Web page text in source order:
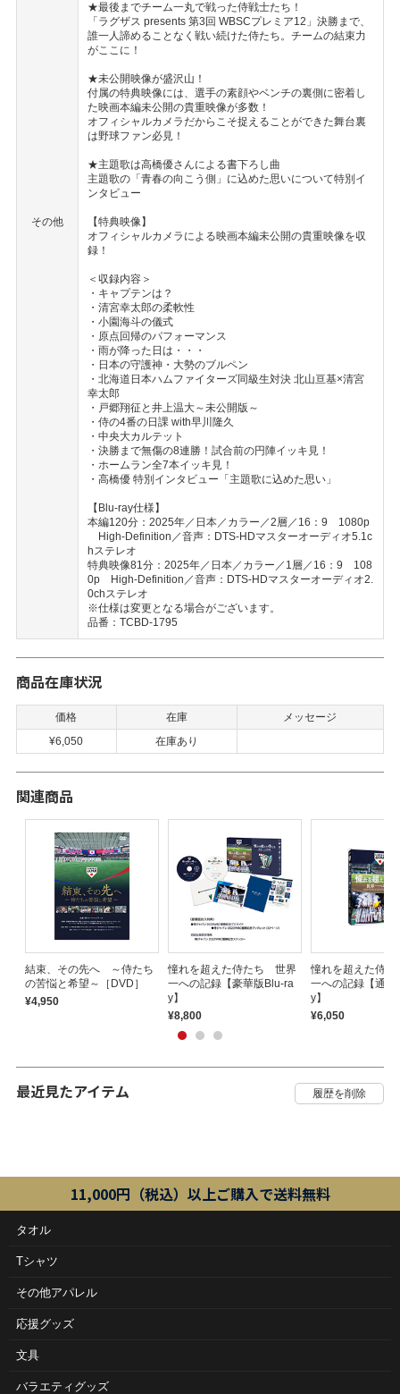
その他
★最後までチーム一丸で戦った侍戦士たち！
「ラグザス presents 第3回 WBSCプレミア12」決勝まで、
誰一人諦めることなく戦い続けた侍たち。チームの結束力
がここに！
★未公開映像が盛沢山！
付属の特典映像には、選手の素顔やベンチの裏側に密着し
た映画本編未公開の貴重映像が多数！
オフィシャルカメラだからこそ捉えることができた舞台裏
は野球ファン必見！
★主題歌は高橋優さんによる書下ろし曲
主題歌の「青春の向こう側」に込めた思いについて特別イ
ンタビュー
【特典映像】
オフィシャルカメラによる映画本編未公開の貴重映像を収
録！
＜収録内容＞
・キャプテンは？
・清宮幸太郎の柔軟性
・小園海斗の儀式
・原点回帰のパフォーマンス
・雨が降った日は・・・
・日本の守護神・大勢のブルペン
・北海道日本ハムファイターズ同級生対決 北山亘基×清宮
幸太郎
・戸郷翔征と井上温大～未公開版～
・侍の4番の日課 with早川隆久
・中央大カルテット
・決勝まで無傷の8連勝！試合前の円陣イッキ見！
・ホームラン全7本イッキ見！
・高橋優 特別インタビュー「主題歌に込めた思い」
【Blu-ray仕様】
本編120分：2025年／日本／カラー／2層／16：9 1080p
High-Definition／音声：DTS-HDマスターオーディオ5.1c
hステレオ
特典映像81分：2025年／日本／カラー／1層／16：9 108
0p High-Definition／音声：DTS-HDマスターオーディオ2.
0chステレオ
※仕様は変更となる場合がございます。
品番：TCBD-1795
商品在庫状況
価格 在庫
メッセージ
¥6,050
在庫あり
関連商品
結束、その先へ ～侍たち
の苦悩と希望～［DVD］
¥4,950
憧れを超えた侍たち 世界
一への記録【豪華版Blu-ra
y】
¥8,800
憧れを超えた侍
一への記録【通常
y】
¥6,050
最近見たアイテム
11,000円（税込）以上ご購入で送料無料
タオル
Tシャツ
その他アパレル
応援グッズ
文具
バラエティグッズ